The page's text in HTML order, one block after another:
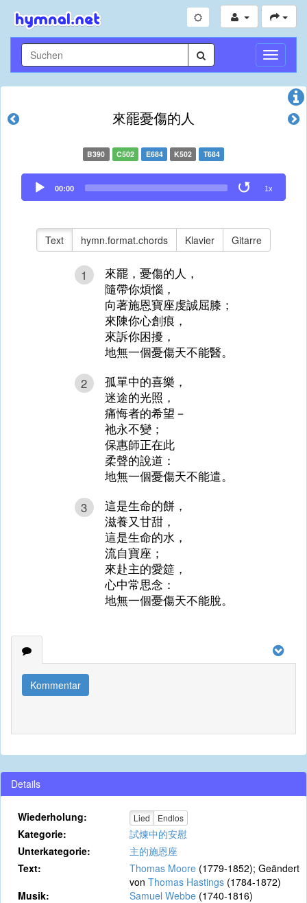
來罷憂傷的人
B390 C502 E684 K502 T684
Audio
Player
00:00 1x
Text hymn.format.chords Klavier Gitarre
1
來罷，憂傷的人，
隨帶你煩惱，
向著施恩寶座虔誠屈膝；
來陳你心創痕，
來訴你困擾，
地無一個憂傷天不能醫。
2
孤單中的喜樂，
迷途的光照，
痛悔者的希望－
祂永不變；
保惠師正在此
柔聲的說道：
地無一個憂傷天不能遣。
3
這是生命的餅，
滋養又甘甜，
這是生命的水，
流自寶座；
來赴主的愛筵，
心中常思念：
地無一個憂傷天不能脫。
Kommentar
Details
Wiederholung: Lied Endlos
Kategorie:
試煉中的安慰
Unterkategorie:
主的施恩座
Text:
Thomas Moore (1779-1852); Geändert
von Thomas Hastings (1784-1872)
Musik:
Samuel Webbe (1740-1816)